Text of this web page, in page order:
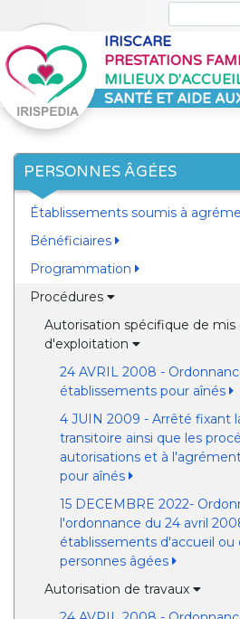
IRISCARE
PRESTATIONS
MILIEUX
SANTÉ ET AIDE
PERSONNES ÂGÉES
Établissements soumis à
Bénéficiaires
Programmation
Procédures
Autorisation spécifique de mis
d'exploitation
24 AVRIL 2008 -
établissements pour aînés
4 JUIN 2009 - Arrêté fixant
transitoire ainsi que les
autorisations et à
pour aînés
15 DECEMBRE 2022-
l'ordonnance du 24 avril
établissements d'accueil
personnes âgées
Autorisation de travaux